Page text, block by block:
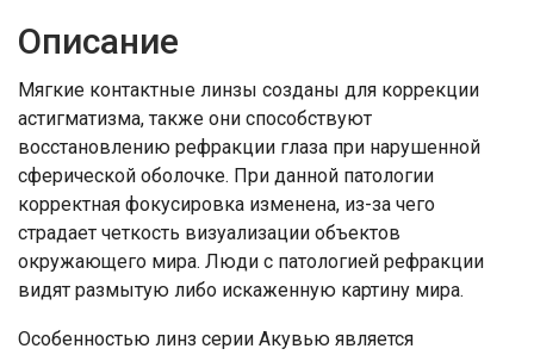
Описание
Мягкие контактные линзы созданы для коррекции
астигматизма, также они способствуют
восстановлению рефракции глаза при нарушенной
сферической оболочке. При данной патологии
корректная фокусировка изменена, из-за чего
страдает четкость визуализации объектов
окружающего мира. Люди с патологией рефракции
видят размытую либо искаженную картину мира.
Особенностью линз серии Акувью является